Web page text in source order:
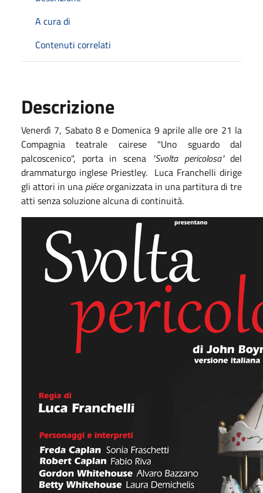
A cura di
Contenuti correlati
Descrizione
Venerdì 7, Sabato 8 e Domenica 9 aprile alle ore 21 la
Compagnia teatrale cairese "Uno sguardo dal
palcoscenico", porta in scena "Svolta pericolosa"del
drammaturgo inglese Priestley. Luca Franchelli dirige
gli attori in una piéceorganizzata in una partitura di tre
atti senza soluzione alcuna di continuità.